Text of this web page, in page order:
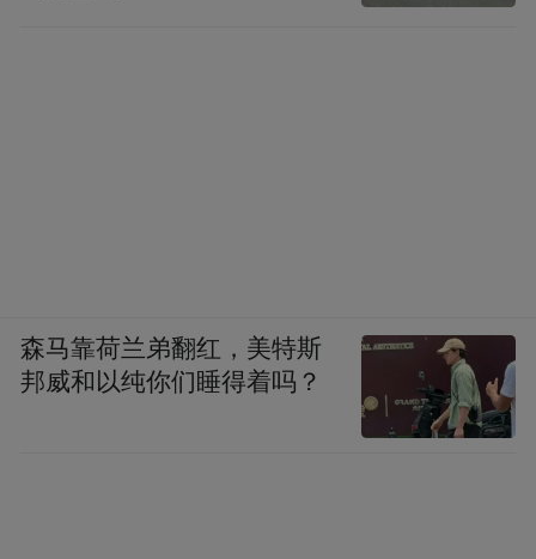
森马靠荷兰弟翻红，美特斯
邦威和以纯你们睡得着吗？